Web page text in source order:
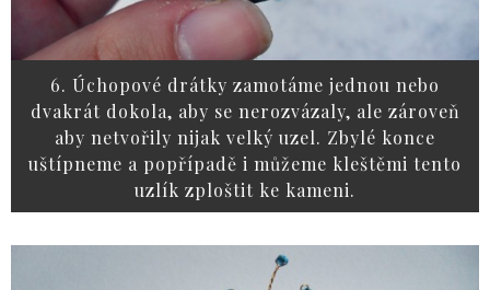
6. Úchopové drátky zamotáme jednou nebo
dvakrát dokola, aby se nerozvázaly, ale zároveň
aby netvořily nijak velký uzel. Zbylé konce
uštípneme a popřípadě i můžeme kleštěmi tento
uzlík zploštit ke kameni.